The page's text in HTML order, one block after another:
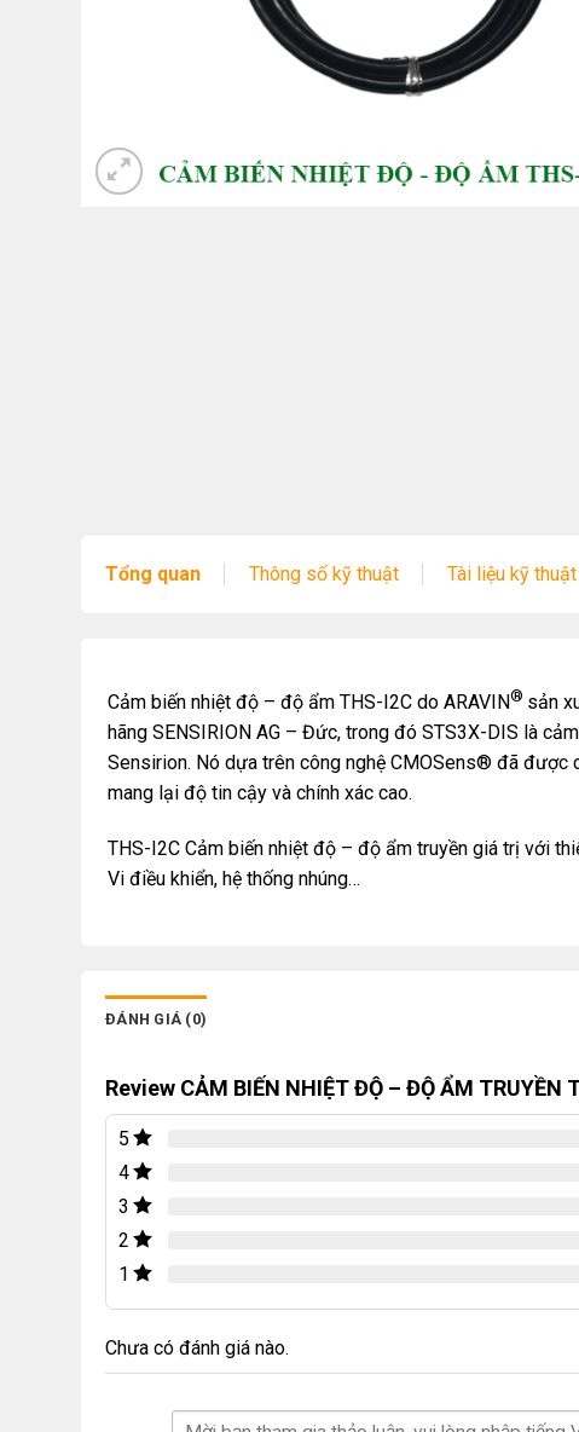
Tổng quan Thông số kỹ thuật Tài liệu kỹ thuật
Cảm biến nhiệt độ – độ ẩm THS-I2C do ARAVIN® sản
hãng SENSIRION AG – Đức, trong đó STS3X-DIS là
Sensirion. Nó dựa trên công nghệ CMOSens® đã được
mang lại độ tin cậy và chính xác cao.
THS-I2C Cảm biến nhiệt độ – độ ẩm truyền giá trị với
Vi điều khiển, hệ thống nhúng…
ĐÁNH GIÁ (0)
Review CẢM BIẾN NHIỆT ĐỘ – ĐỘ ẨM TRUYỀN
5
4
3
2
1
Chưa có đánh giá nào.